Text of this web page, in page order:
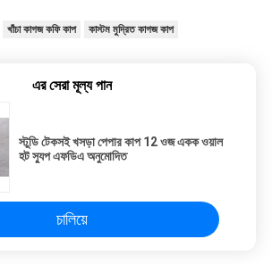
খাঁচা কাগজ কফি কাপ কাস্টম মুদ্রিত কাগজ কাপ
এর সেরা মূল্য পান
স্টুডি টেকসই খসড়া পেপার কাপ 12 ওজ একক ওয়াল
হট স্যুপ এফডিএ অনুমোদিত
চালিয়ে